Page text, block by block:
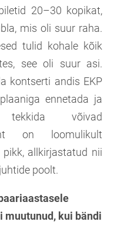
20–30 kopikat,
mis oli suur raha.
tulid kohale kõik
see oli suur asi.
kontserti andis EKP
ennetada ja
tekkida võivad
on loomulikult
pikk, allkirjastatud nii
poolt.
muutunud, kui bändi